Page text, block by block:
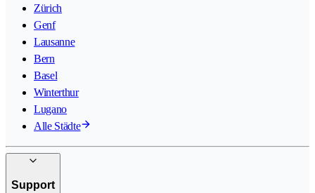
Zürich
Genf
Lausanne
Bern
Basel
Winterthur
Lugano
Alle Städte
Support